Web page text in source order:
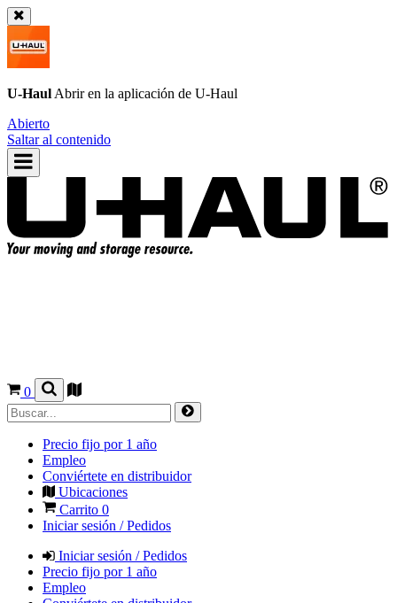
U-Haul Abrir en la aplicación de U-Haul
Abierto
Saltar al contenido
0
Precio fijo por 1 año
Empleo
Conviértete en distribuidor
Ubicaciones
Carrito 0
Iniciar sesión / Pedidos
Iniciar sesión / Pedidos
Precio fijo por 1 año
Empleo